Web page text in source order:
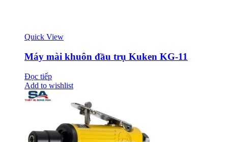
Quick View
Máy mài khuôn đầu trụ Kuken KG-11
Đọc tiếp
Add to wishlist